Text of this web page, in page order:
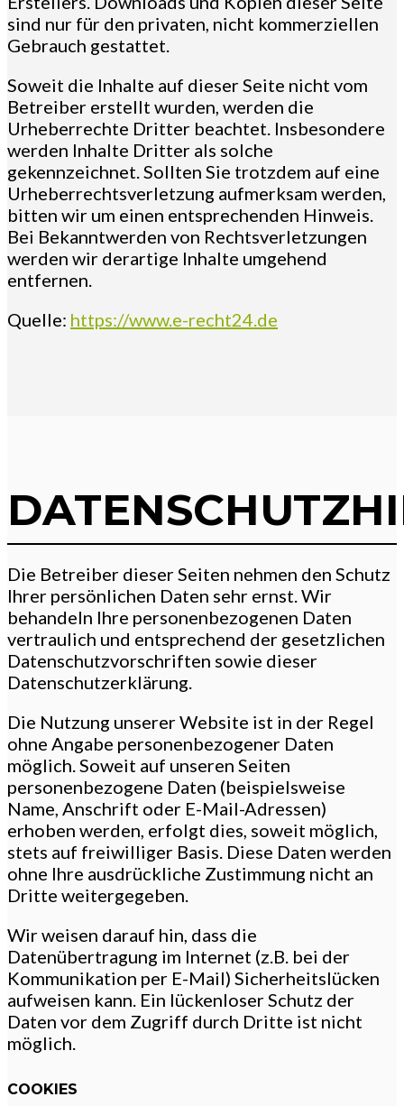
sind nur für den privaten, nicht kommerziellen
Gebrauch gestattet.
Soweit die Inhalte auf dieser Seite nicht vom
Betreiber erstellt wurden, werden die
Urheberrechte Dritter beachtet. Insbesondere
werden Inhalte Dritter als solche
gekennzeichnet. Sollten Sie trotzdem auf eine
Urheberrechtsverletzung aufmerksam werden,
bitten wir um einen entsprechenden Hinweis.
Bei Bekanntwerden von Rechtsverletzungen
werden wir derartige Inhalte umgehend
entfernen.
Quelle: https://www.e-recht24.de
Die Betreiber dieser Seiten nehmen den Schutz
Ihrer persönlichen Daten sehr ernst. Wir
behandeln Ihre personenbezogenen Daten
vertraulich und entsprechend der gesetzlichen
Datenschutzvorschriften sowie dieser
Datenschutzerklärung.
Die Nutzung unserer Website ist in der Regel
ohne Angabe personenbezogener Daten
möglich. Soweit auf unseren Seiten
personenbezogene Daten (beispielsweise
Name, Anschrift oder E-Mail-Adressen)
erhoben werden, erfolgt dies, soweit möglich,
stets auf freiwilliger Basis. Diese Daten werden
ohne Ihre ausdrückliche Zustimmung nicht an
Dritte weitergegeben.
Wir weisen darauf hin, dass die
Datenübertragung im Internet (z.B. bei der
Kommunikation per E-Mail) Sicherheitslücken
aufweisen kann. Ein lückenloser Schutz der
Daten vor dem Zugriff durch Dritte ist nicht
möglich.
COOKIES